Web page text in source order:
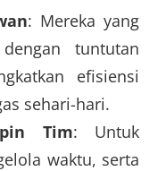
: Mereka yang
tuntutan
efisiensi
sehari-hari.
Tim: Untuk
waktu, serta